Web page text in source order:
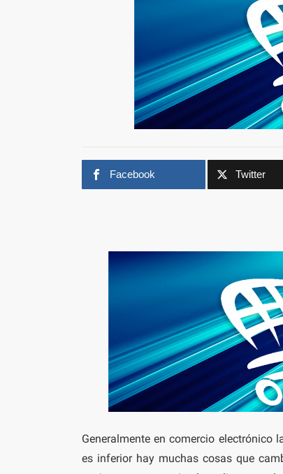
Facebook Twitter
Generalmente en comercio electrónico
es inferior hay muchas cosas que